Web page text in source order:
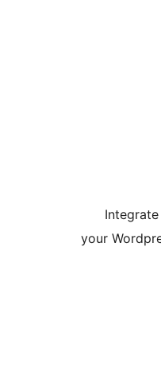
your